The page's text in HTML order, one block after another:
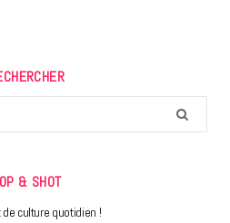
& SHOT
culture quotidien !